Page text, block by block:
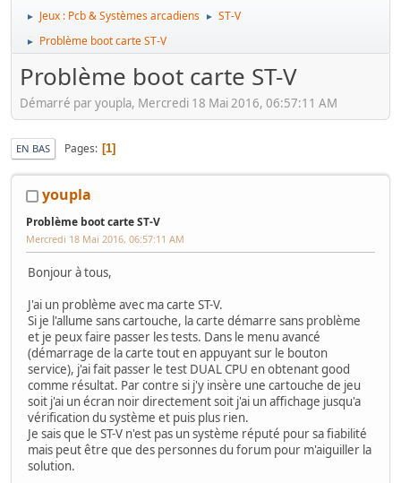
► Jeux : Pcb & Systèmes arcadiens ► ST-V
► Problème boot carte ST-V
Problème boot carte ST-V
Démarré par youpla, Mercredi 18 Mai 2016, 06:57:11 AM
EN BAS Pages 1
youpla
Problème boot carte ST-V
Mercredi 18 Mai 2016, 06:57:11 AM
Bonjour à tous,
J'ai un problème avec ma carte ST-V.
Si je l'allume sans cartouche, la carte démarre sans problème
et je peux faire passer les tests. Dans le menu avancé
(démarrage de la carte tout en appuyant sur le bouton
service), j'ai fait passer le test DUAL CPU en obtenant good
comme résultat. Par contre si j'y insère une cartouche de jeu
soit j'ai un écran noir directement soit j'ai un affichage jusqu'a
vérification du système et puis plus rien.
Je sais que le ST-V n'est pas un système réputé pour sa fiabilité
mais peut être que des personnes du forum pour m'aiguiller la
solution.